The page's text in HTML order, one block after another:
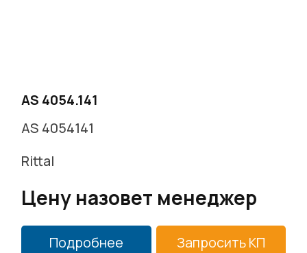
AS 4054.141
AS 4054141
Rittal
Цену назовет менеджер
Подробнее Запросить КП